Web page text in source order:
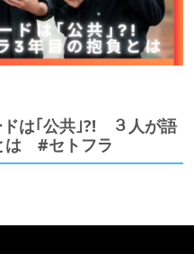
ドは｢公共｣?! ３人が語
は #セトフラ